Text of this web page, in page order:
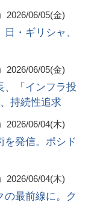
2026/06/05(金)
・ギリシャ、
2026/06/05(金)
、「インフラ投
持続性追求
2026/06/04(木)
を発信。ポシド
2026/06/04(木)
の最前線に。ク